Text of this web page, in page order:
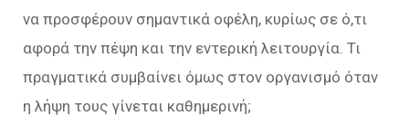
να προσφέρουν σημαντικά οφέλη, κυρίως σε ό,τι
αφορά την πέψη και την εντερική λειτουργία. Τι
πραγματικά συμβαίνει όμως στον οργανισμό όταν
η λήψη τους γίνεται καθημερινή;